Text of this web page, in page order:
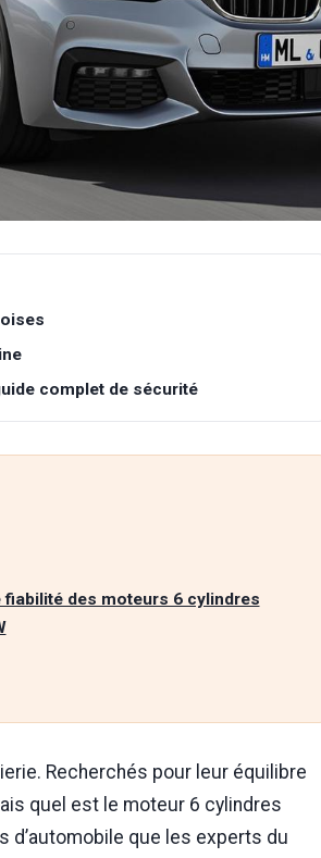
complet de sécurité
fiabilité des moteurs 6 cylindres
Recherchés pour leur équilibre
quel est le moteur 6 cylindres
d’automobile que les experts du